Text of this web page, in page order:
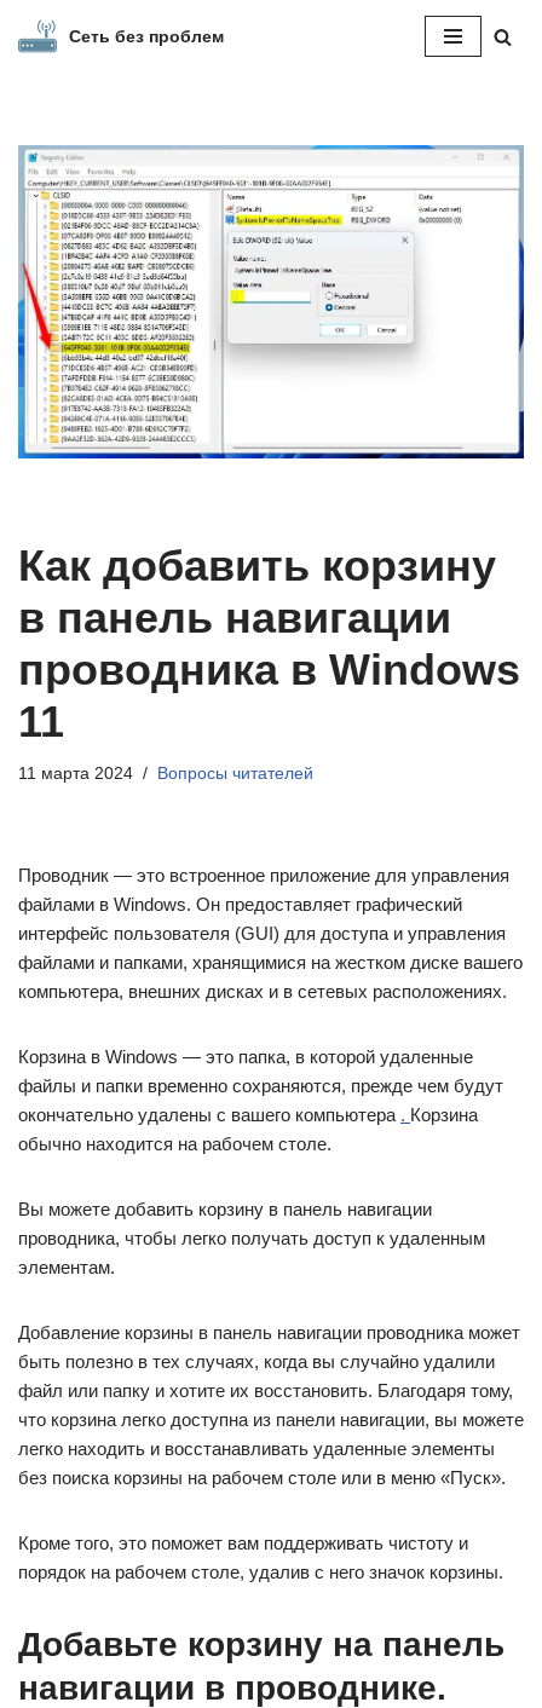
Сеть без проблем
Как добавить корзину
в панель навигации
проводника в Windows
11
11 марта 2024 Вопросы читателей
Проводник — это встроенное приложение для управления
файлами в Windows. Он предоставляет графический
интерфейс пользователя (GUI) для доступа и управления
файлами и папками, хранящимися на жестком диске вашего
компьютера, внешних дисках и в сетевых расположениях.
Корзина в Windows — это папка, в которой удаленные
файлы и папки временно сохраняются, прежде чем будут
окончательно удалены с вашего компьютера . Корзина
обычно находится на рабочем столе.
Вы можете добавить корзину в панель навигации
проводника, чтобы легко получать доступ к удаленным
элементам.
Добавление корзины в панель навигации проводника может
быть полезно в тех случаях, когда вы случайно удалили
файл или папку и хотите их восстановить. Благодаря тому,
что корзина легко доступна из панели навигации, вы можете
легко находить и восстанавливать удаленные элементы
без поиска корзины на рабочем столе или в меню «Пуск».
Кроме того, это поможет вам поддерживать чистоту и
порядок на рабочем столе, удалив с него значок корзины.
Добавьте корзину на панель
навигации в проводнике.